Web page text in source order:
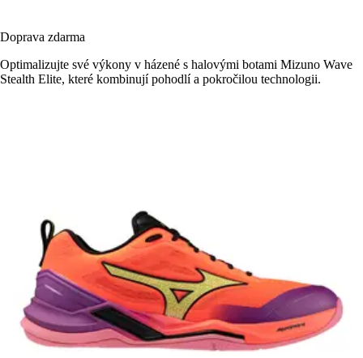
Doprava zdarma
Optimalizujte své výkony v házené s halovými botami Mizuno Wave
Stealth Elite, které kombinují pohodlí a pokročilou technologii.